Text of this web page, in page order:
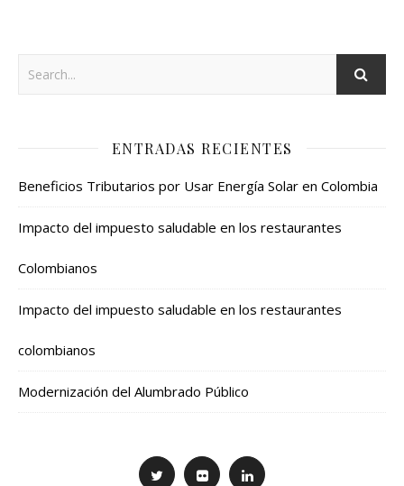
ENTRADAS RECIENTES
Beneficios Tributarios por Usar Energía Solar en Colombia
Impacto del impuesto saludable en los restaurantes
Colombianos
Impacto del impuesto saludable en los restaurantes
colombianos
Modernización del Alumbrado Público